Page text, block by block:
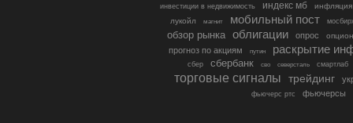
инвестиции в недвижимость индекс мб
инфляция
лукойл
магнит мобильный пост
обзор рынка облигации опрос
прогноз по акциям путин раскрытие
сбер сбербанк сво северсталь смартлаб
торговые сигналы трейдинг
фьючерс ртс фьючерсы